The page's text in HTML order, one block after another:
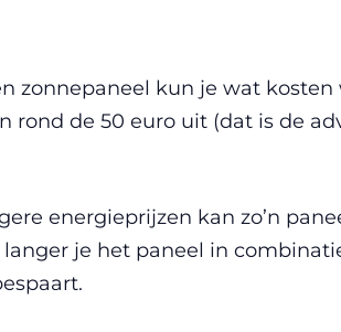
zonnepaneel kun je wat
rond de 50 euro uit (dat is de
energieprijzen kan zo’n
je het paneel in